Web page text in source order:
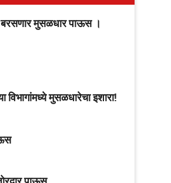
बरसणार मुसळधार पाऊस ।
मुसळधारेचा इशारा!